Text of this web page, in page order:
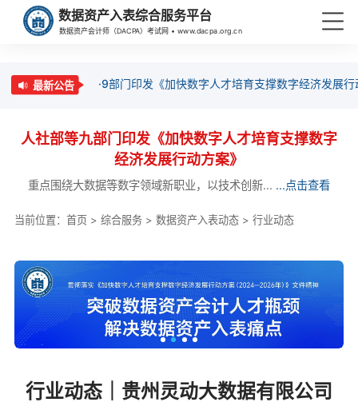
数据资产入表综合服务平台
数据资产会计师（DACPA）考试网 • www.dacpa.org.cn
最新公告 ·9部门印发《加快数字人才培育支撑数字经济发展
人社部等九部门印发《加快数字人才培育支撑数字
经济发展行动方案》
重点围绕大数据等数字领域新职业，以技术创新... ...点击查看
当前位置： 首页> 综合服务> 数据资产入表动态> 行业动态
行业动态｜贵州灵动大数据有限公司